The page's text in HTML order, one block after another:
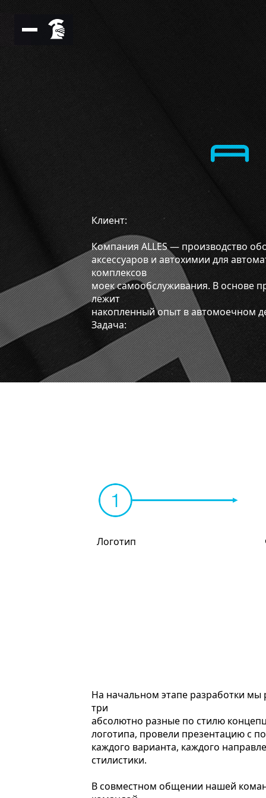
Клиент:
Компания ALLES — производство
аксессуаров и автохимии для
комплексов
моек самообслуживания. В основе
лежит
накопленный опыт в
Задача:
Логотип
На начальном этапе разработки мы
три
абсолютно
логотипа, провели презентацию с
каждого варианта, каждого
стилистики.
В совместном общении нашей